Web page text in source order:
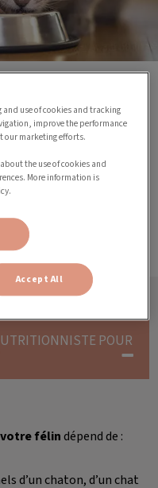
est de déterminer
pour votre animal en
nutritionniste pour
d’obésité de
POUR
félin dépend de :
d’un chaton, d’un chat
and use of cookies and tracking
improve the performance
our marketing efforts.
the use of cookies and
More information is
Accept All